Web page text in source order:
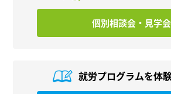
個別相談会・見学会
就労プログラムを体